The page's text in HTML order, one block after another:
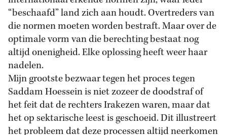
“beschaafd” land zich aan houdt. Overtreders van
die normen moeten worden bestraft. Maar over de
optimale vorm van die berechting bestaat nog
altijd onenigheid. Elke oplossing heeft weer haar
nadelen.
Mijn grootste bezwaar tegen het proces tegen
Saddam Hoessein is niet zozeer de doodstraf of
het feit dat de rechters Irakezen waren, maar dat
het op sektarische leest is geschoeid. Dit illustreert
het probleem dat deze processen altijd neerkomen